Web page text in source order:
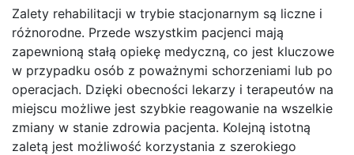
Zalety rehabilitacji w trybie stacjonarnym są liczne i
różnorodne. Przede wszystkim pacjenci mają
zapewnioną stałą opiekę medyczną, co jest kluczowe
w przypadku osób z poważnymi schorzeniami lub po
operacjach. Dzięki obecności lekarzy i terapeutów na
miejscu możliwe jest szybkie reagowanie na wszelkie
zmiany w stanie zdrowia pacjenta. Kolejną istotną
zaletą jest możliwość korzystania z szerokiego